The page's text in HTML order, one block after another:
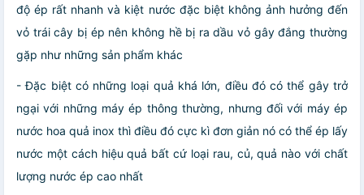
độ ép rất nhanh và kiệt nước đặc biệt không ảnh hưởng đến
vỏ trái cây bị ép nên không hề bị ra dầu vỏ gây đắng thường
gặp như những sản phẩm khác
- Đặc biệt có những loại quả khá lớn, điều đó có thể gây trở
ngại với những máy ép thông thường, nhưng đối với máy ép
nước hoa quả inox thì điều đó cực kì đơn giản nó có thể ép lấy
nước một cách hiệu quả bất cứ loại rau, củ, quả nào với chất
lượng nước ép cao nhất